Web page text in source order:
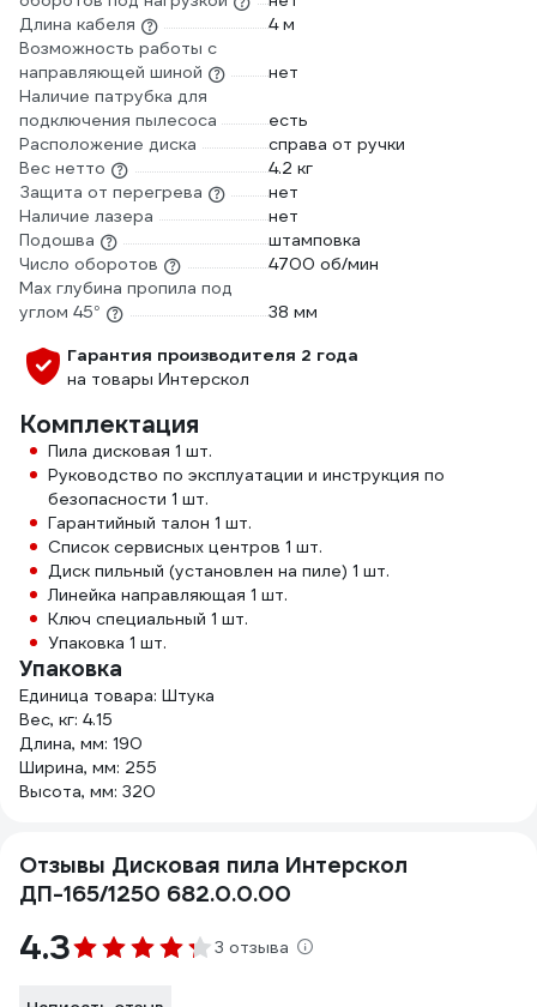
Длина кабеля
4 м
Возможность работы с
направляющей шиной
нет
Наличие патрубка для
подключения пылесоса
есть
Расположение диска
справа от ручки
Вес нетто
4.2 кг
Защита от перегрева
нет
Наличие лазера
нет
Подошва
штамповка
Число оборотов
4700 об/мин
Max глубина пропила под
углом 45°
38 мм
Гарантия производителя 2 года
на товары Интерскол
Комплектация
Пила дисковая 1 шт.
Руководство по эксплуатации и инструкция по
безопасности 1 шт.
Гарантийный талон 1 шт.
Список сервисных центров 1 шт.
Диск пильный (установлен на пиле) 1 шт.
Линейка направляющая 1 шт.
Ключ специальный 1 шт.
Упаковка 1 шт.
Упаковка
Единица товара: Штука
Вес, кг: 4.15
Длина, мм: 190
Ширина, мм: 255
Высота, мм: 320
Отзывы Дисковая пила Интерскол
ДП-165/1250 682.0.0.00
4.3 3 отзыва